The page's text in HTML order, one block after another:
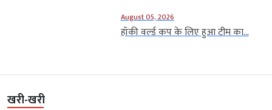
August 05, 2026
हॉकी वर्ल्ड कप के लिए हुआ टीम का...
खरी-खरी